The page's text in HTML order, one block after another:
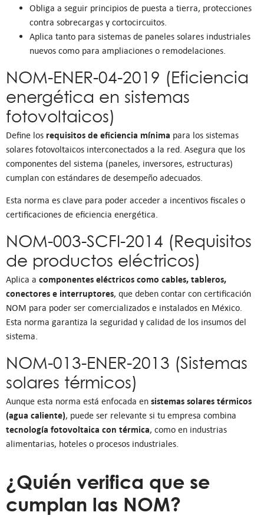
Obliga a seguir principios de puesta a tierra, protecciones
contra sobrecargas y cortocircuitos.
Aplica tanto para sistemas de paneles solares industriales
nuevos como para ampliaciones o remodelaciones.
NOM-ENER-04-2019 (Eficiencia
energética en sistemas
fotovoltaicos)
Define los requisitos de eficiencia mínima para los sistemas
solares fotovoltaicos interconectados a la red. Asegura que los
componentes del sistema (paneles, inversores, estructuras)
cumplan con estándares de desempeño adecuados.
Esta norma es clave para poder acceder a incentivos fiscales o
certificaciones de eficiencia energética.
NOM-003-SCFI-2014 (Requisitos
de productos eléctricos)
Aplica a componentes eléctricos como cables, tableros,
conectores e interruptores, que deben contar con certificación
NOM para poder ser comercializados e instalados en México.
Esta norma garantiza la seguridad y calidad de los insumos del
sistema.
NOM-013-ENER-2013 (Sistemas
solares térmicos)
Aunque esta norma está enfocada en sistemas solares térmicos
(agua caliente), puede ser relevante si tu empresa combina
tecnología fotovoltaica con térmica, como en industrias
alimentarias, hoteles o procesos industriales.
¿Quién verifica que se
cumplan las NOM?